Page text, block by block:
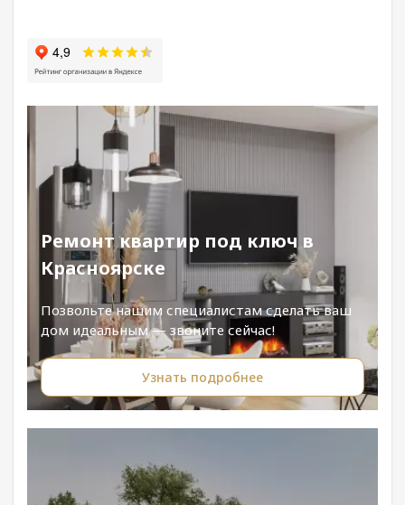
Ремонт квартир под ключ в
Красноярске
Позвольте нашим специалистам сделать ваш
дом идеальным — звоните сейчас!
Узнать подробнее